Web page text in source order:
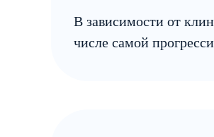
В зависимости от
числе самой